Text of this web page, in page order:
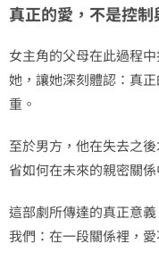
真正的愛，不是控
女主角的父母在此過程
她，讓她深刻體認：真
重。
至於男方，他在失去之
省如何在未來的親密關
這部劇所傳達的真正意
我們：在一段關係裡，愛